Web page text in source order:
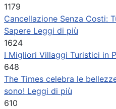
1179
Cancellazione Senza Costi:
Sapere Leggi di più
1624
I Migliori Villaggi Turistici in
648
The Times celebra le
sono! Leggi di più
610